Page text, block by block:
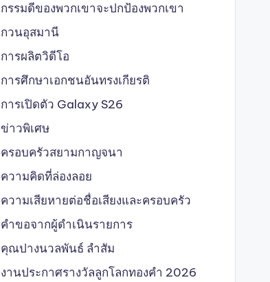
กรรมดีของพวกเขาจะปกป้องพวกเขา
กวนอุสมานี
การผลิตวิดีโอ
การศึกษาเอกชนอันทรงเกียรติ
การเปิดตัว Galaxy S26
ข่าวพิเศษ
ครอบครัวสยามกาญจนา
ความคิดที่ล่องลอย
ความเสียหายต่อชื่อเสียงและครอบครัว
คำขอจากผู้ดำเนินรายการ
คุณปางนวลพันธ์ ลำสัม
งานประกาศรางวัลลูกโลกทองคำ 2026